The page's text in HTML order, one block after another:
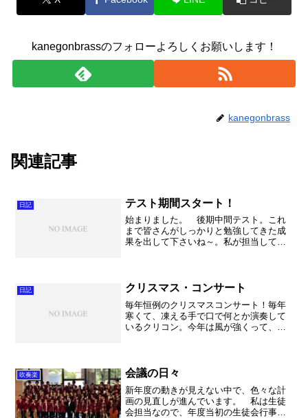
kanegonbrassのフォローよろしくお願いします！
kanegonbrass
関連記事
日記 テスト期間スタート！
始まりました。 後期中間テスト。これ
まで皆さんがしっかりと勉強してきた成
果を出して下さいね～。私が担当してい
っぱり気になりますよ～...
日記 クリスマス・コンサート
毎年恒例のクリスマスコンサート！毎年
寒くて、凍える手で口で何とか演奏して
いるクリコン。今年は風が強くって、例
例年になく暖かく、いつもスーツ...
吹奏楽 会議の日々
新年度の動きが見えない中で、色々な計
画の見直しが進んでいます。 私は生徒
会担当なので、年度当初の生徒会行事、